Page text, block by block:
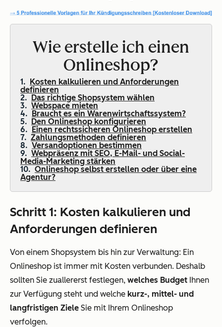
Wie erstelle ich einen
Onlineshop?
Kosten kalkulieren und Anforderungen
definieren
Das richtige Shopsystem wählen
Webspace mieten
Braucht es ein Warenwirtschaftssystem?
Den Onlineshop konfigurieren
Einen rechtssicheren Onlineshop erstellen
Zahlungsmethoden definieren
Versandoptionen bestimmen
Webpräsenz mit SEO, E-Mail- und Social-
Media-Marketing stärken
Onlineshop selbst erstellen oder über eine
Agentur?
Schritt 1: Kosten kalkulieren und
Anforderungen definieren
Von einem Shopsystem bis hin zur Verwaltung: Ein
Onlineshop ist immer mit Kosten verbunden. Deshalb
sollten Sie zuallererst festlegen, welches Budget Ihnen
zur Verfügung steht und welche kurz-, mittel- und
langfristigen Ziele Sie mit Ihrem Onlineshop
verfolgen.